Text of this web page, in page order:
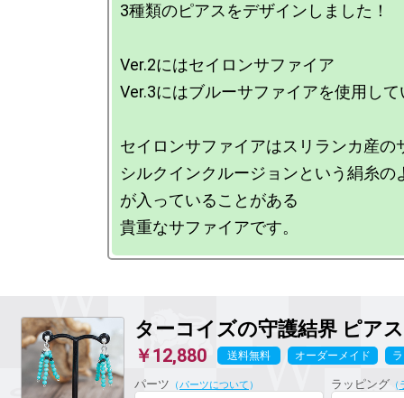
3種類のピアスをデザインしました！
Ver.2にはセイロンサファイア
Ver.3にはブルーサファイアを使用し
セイロンサファイアはスリランカ産の
シルクインクルージョンという絹糸の
が入っていることがある
ターコイズの守護結界 ピア
￥12,880 送料無料 オーダーメイド
パーツ （パーツについて ） ラッピング（